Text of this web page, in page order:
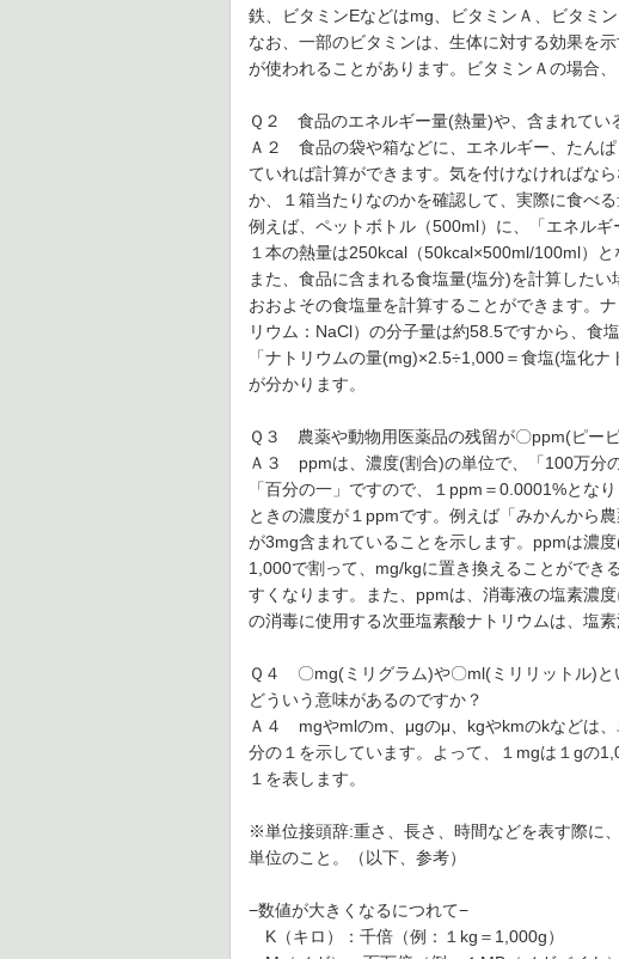
鉄、ビタミンEなどはmg、ビタミンＡ、ビタミ
なお、一部のビタミンは、生体に対する効果を
が使われることがあります。ビタミンＡの場合
Ｑ２ 食品のエネルギー量(熱量)や、含まれてい
Ａ２ 食品の袋や箱などに、エネルギー、たん
ていれば計算ができます。気を付けなければな
か、１箱当たりなのかを確認して、実際に食べる
例えば、ペットボトル（500ml）に、「エネル
１本の熱量は250kcal（50kcal×500ml/100ml）と
また、食品に含まれる食塩量(塩分)を計算した
おおよその食塩量を計算することができます。
リウム：NaCl）の分子量は約58.5ですから、食
「ナトリウムの量(mg)×2.5÷1,000＝食塩(塩化
が分かります。
Ｑ３ 農薬や動物用医薬品の残留が〇ppm(ピー
Ａ３ ppmは、濃度(割合)の単位で、「100万分
「百分の一」ですので、１ppm＝0.0001%とな
ときの濃度が１ppmです。例えば「みかんから
が3mg含まれていることを示します。ppmは濃
1,000で割って、mg/kgに置き換えることができ
すくなります。また、ppmは、消毒液の塩素濃
の消毒に使用する次亜塩素酸ナトリウムは、塩
Ｑ４ 〇mg(ミリグラム)や〇ml(ミリリットル)
どういう意味があるのですか？
Ａ４ mgやmlのm、μgのμ、kgやkmのkなどは
分の１を示しています。よって、１mgは１gの
１を表します。
※単位接頭辞:重さ、長さ、時間などを表す際に
単位のこと。（以下、参考）
−数値が大きくなるにつれて−
K（キロ）：千倍（例：１kg＝1,000g）